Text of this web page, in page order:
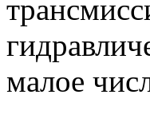
малое